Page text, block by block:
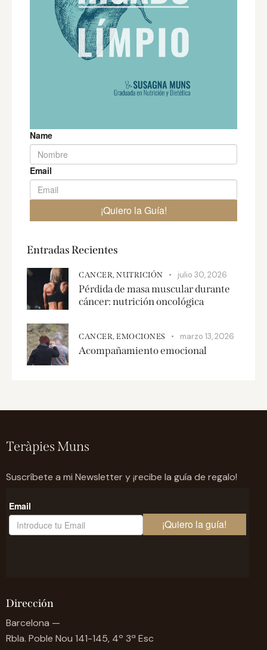
Entradas Recientes
CANCER, NUTRICIÓN julio 30, 2026
Pérdida de masa muscular durante
cáncer: nutrición oncológica
CANCER, EMOCIONES marzo 13, 2026
Acompañamiento emocional
Teràpies Muns
Suscríbete a mi Newsletter y ¡recibe la guía de regalo!
Dirección
Barcelona —
Rbla. Poble Nou 141-145, 4º 3ª Esc